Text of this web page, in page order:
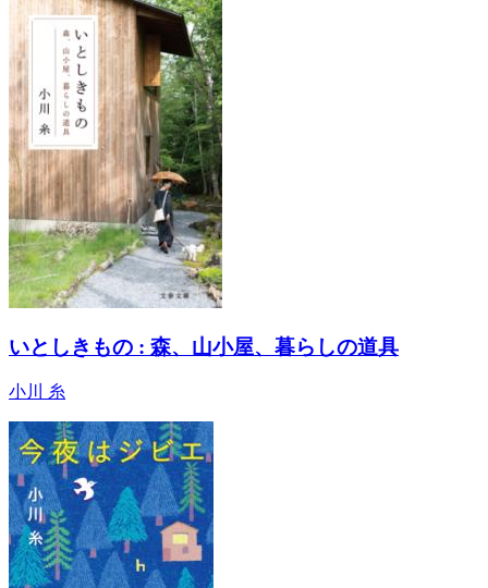
いとしきもの : 森、山小屋、暮らしの道具
小川 糸